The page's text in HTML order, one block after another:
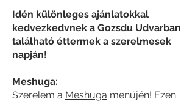
Idén különleges ajánlatokkal
kedvezkedvnek a Gozsdu Udvarban
található éttermek a szerelmesek
napján!
Meshuga:
Szerelem a Meshuga menüjén! Ezen